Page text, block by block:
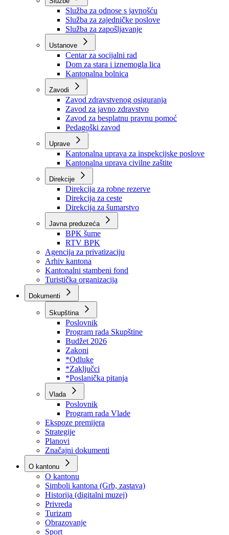
Organizacije
Službe
Služba za odnose s javnošću
Služba za zajedničke poslove
Služba za zapošljavanje
Ustanove
Centar za socijalni rad
Dom za stara i iznemogla lica
Kantonalna bolnica
Zavodi
Zavod zdravstvenog osiguranja
Zavod za javno zdravstvo
Zavod za besplatnu pravnu pomoć
Pedagoški zavod
Kantonalna uprava za inspekcijske poslove
Kantonalna uprava civilne zaštite
Direkcije
Direkcija za robne rezerve
Direkcija za ceste
Direkcija za šumarstvo
Javna preduzeća
BPK šume
RTV BPK
Agencija za privatizaciju
Arhiv kantona
Kantonalni stambeni fond
Turistička organizacija
Dokumenti
Skupština
Poslovnik
Program rada Skupštine
Budžet 2026
Zakoni
*Odluke
*Zaključci
*Poslanička pitanja
Vlada
Poslovnik
Program rada Vlade
Ekspoze premijera
Strategije
Planovi
Značajni dokumenti
O kantonu
O kantonu
Simboli kantona (Grb, zastava)
Historija (digitalni muzej)
Privreda